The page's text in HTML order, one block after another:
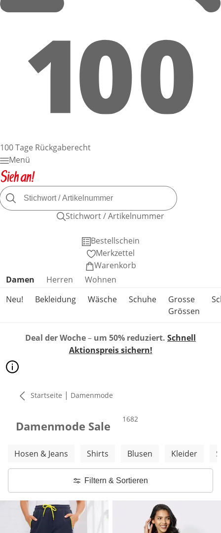
100 Tage Rückgaberecht
Menü
Stichwort / Artikelnummer
Bestellschein
Merkzettel
Warenkorb
Produktkategorien überspringen
Damen Herren
Wohnen
Neu!
Bekleidung Wäsche Schuhe
Grosse
Grössen
Deal der Woche– um 50% reduziert. Schnell
Aktionspreis sichern!
Startseite | Damenmode
Damenmode Sale Produkte
1682
Weitere Kategorien überspringen
Hosen & Jeans Shirts Blusen Kleider
Filtern & Sortieren